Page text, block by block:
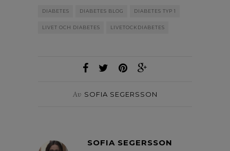
DIABETES DIABETES BLOG DIABETES TYP 1
LIVET OCH DIABETES LIVETOCKDIABETES
Av SOFIA SEGERSSON
SOFIA SEGERSSON